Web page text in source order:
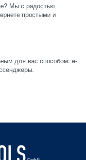
Мы с радостью
простыми и
для вас способом: e-